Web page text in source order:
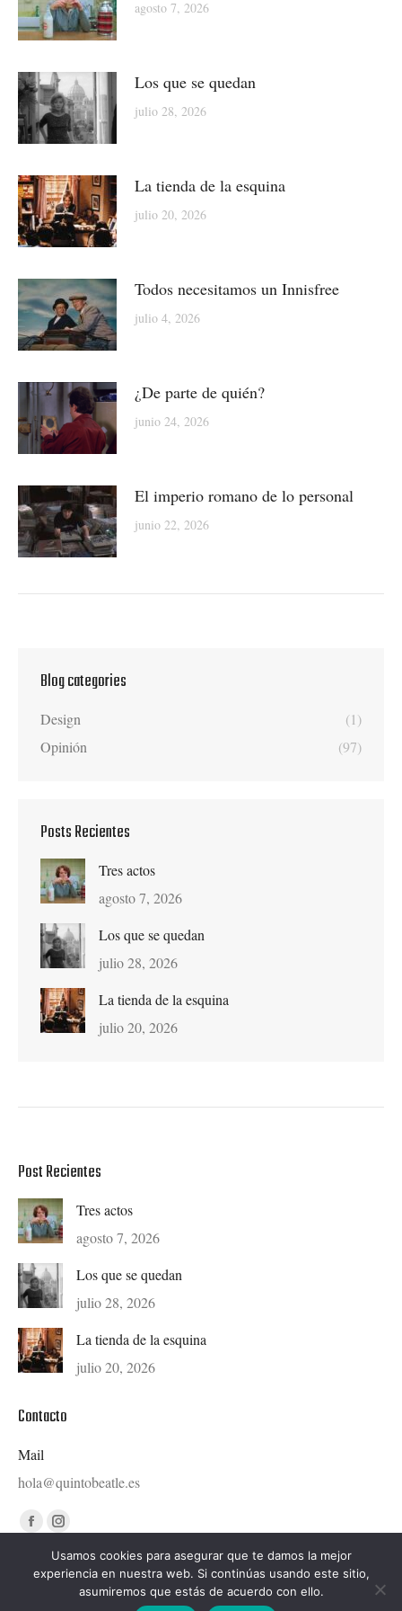
agosto 7, 2026
Los que se quedan
julio 28, 2026
La tienda de la esquina
julio 20, 2026
Todos necesitamos un Innisfree
julio 4, 2026
¿De parte de quién?
junio 24, 2026
El imperio romano de lo personal
junio 22, 2026
Blog categories
Design
(1)
Opinión
(97)
Posts Recientes
Tres actos
agosto 7, 2026
Los que se quedan
julio 28, 2026
La tienda de la esquina
julio 20, 2026
Post Recientes
Tres actos
agosto 7, 2026
Los que se quedan
julio 28, 2026
La tienda de la esquina
julio 20, 2026
Contacto
Mail
hola@quintobeatle.es
Find us on:
Facebook
page
opens
Instagram
page
opens
Diseñado por © Ondiseño.com 2020
Usamos cookies para asegurar que te damos la mejor
experiencia en nuestra web. Si continúas usando este sitio,
asumiremos que estás de acuerdo con ello.